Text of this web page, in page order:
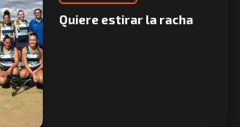
Quiere estirar la racha